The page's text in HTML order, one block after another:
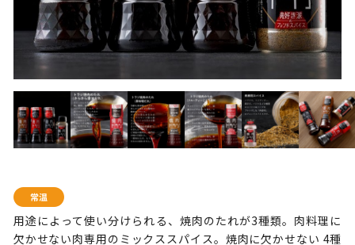
用途によって使い分けられる、焼肉のたれが3種類。肉料理に
欠かせない肉専用のミックススパイス。焼肉に欠かせない 4種